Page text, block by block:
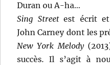
Duran ou A-ha…
Sing Streetest écrit et
John Carney dont les
New York Melody
succès. Il s’agit à